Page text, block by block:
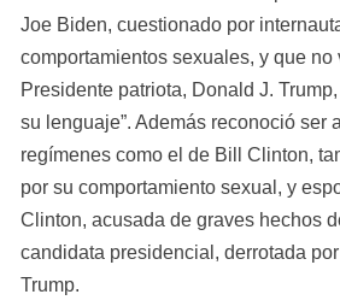
Joe Biden, cuestionado por
comportamientos sexuales, y que no
Presidente patriota, Donald J.
su lenguaje”. Además reconoció ser
regímenes como el de Bill Clinton,
por su comportamiento sexual, y
Clinton, acusada de graves hechos
candidata presidencial, derrotada
Trump.